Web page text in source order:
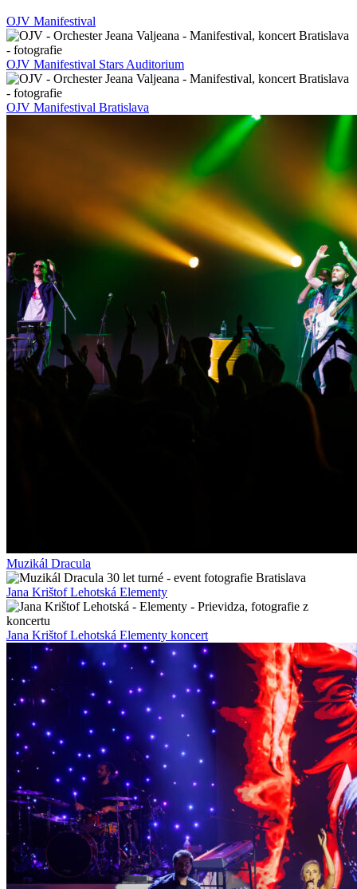
OJV Manifestival
OJV Manifestival Stars Auditorium
OJV Manifestival Bratislava
Muzikál Dracula
Jana Krištof Lehotská Elementy
Jana Krištof Lehotská Elementy koncert